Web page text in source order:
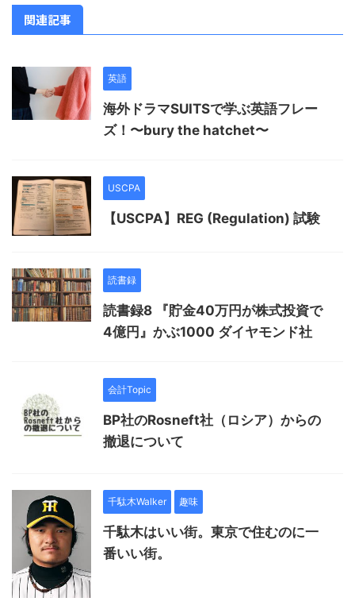
関連記事
英語
海外ドラマSUITSで学ぶ英語フレー
ズ！〜bury the hatchet〜
USCPA
【USCPA】REG (Regulation) 試験
読書録
読書録8 『貯金40万円が株式投資で
4億円』かぶ1000 ダイヤモンド社
会計Topic
BP社のRosneft社（ロシア）からの
撤退について
千駄木Walker 趣味
千駄木はいい街。東京で住むのに一
番いい街。